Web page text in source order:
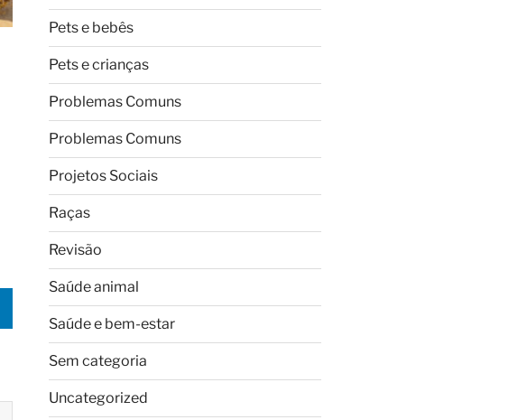
Pets e bebês
Pets e crianças
Problemas Comuns
Problemas Comuns
Projetos Sociais
Raças
Revisão
Saúde animal
Saúde e bem-estar
Sem categoria
Uncategorized